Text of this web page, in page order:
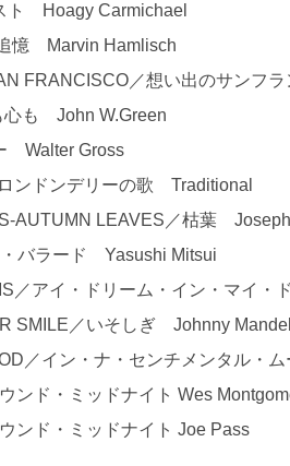
ト Hoagy Carmichael
憶 Marvin Hamlisch
FRANCISCO／想い出のサンフ
心も John W.Green
Walter Gross
ンドンデリーの歌 Traditional
AUTUMN LEAVES／枯葉
バラード Yasushi Mitsui
／アイ・ドリーム・イン・マイ
SMILE／いそしぎ Johnny Mandel
／イン・ナ・センチメンタル・
ンド・ミッドナイト Wes
ンド・ミッドナイト Joe Pass